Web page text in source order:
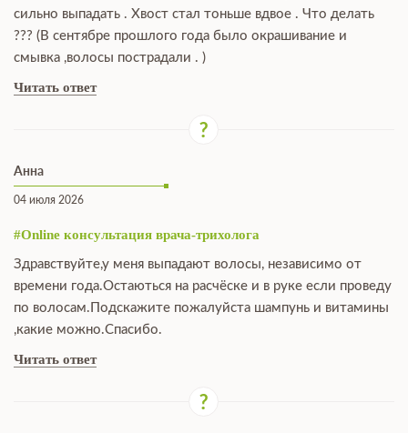
сильно выпадать . Хвост стал тоньше вдвое . Что делать
??? (В сентябре прошлого года было окрашивание и
смывка ,волосы пострадали . )
Читать ответ
Анна
04 июля 2026
#Online консультация врача-трихолога
Здравствуйте,у меня выпадают волосы, независимо от
времени года.Остаються на расчёске и в руке если проведу
по волосам.Подскажите пожалуйста шампунь и витамины
,какие можно.Спасибо.
Читать ответ